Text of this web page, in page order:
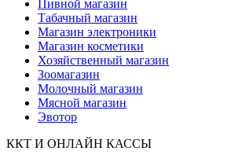
Пивной магазин
Табачный магазин
Магазин электроники
Магазин косметики
Хозяйственный магазин
Зоомагазин
Молочный магазин
Мясной магазин
Эвотор
ККТ И ОНЛАЙН КАССЫ